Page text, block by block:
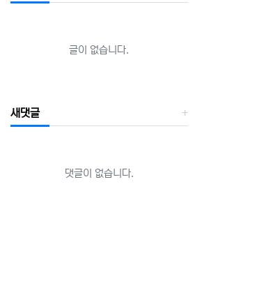
글이 없습니다.
새댓글
댓글이 없습니다.